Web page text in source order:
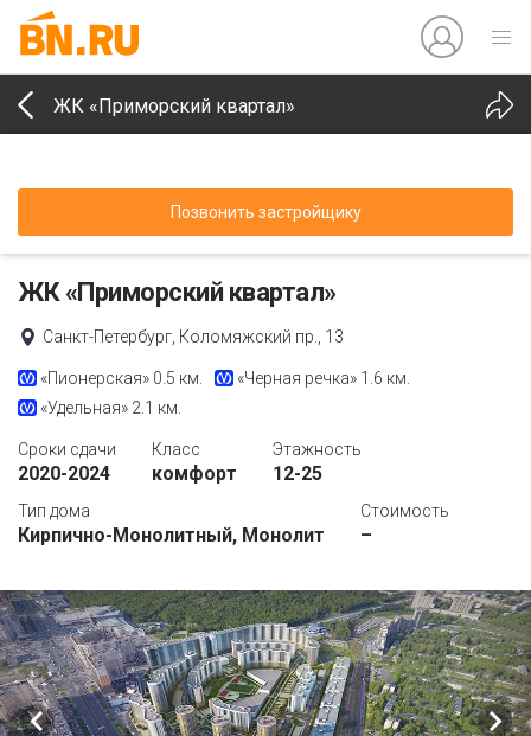
ЖК «Приморский квартал»
Позвонить застройщику
ЖК «Приморский квартал»
Санкт-Петербург, Коломяжский пр., 13
«Пионерская» 0.5 км. «Черная речка» 1.6 км.
«Удельная» 2.1 км.
Сроки сдачи
2020-2024
Класс
комфорт
Этажность
12-25
Тип дома
Кирпично-Монолитный, Монолит
Стоимость
–